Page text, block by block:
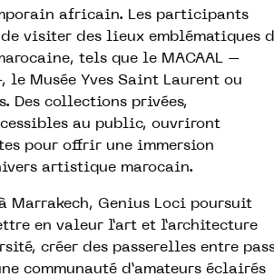
africain. Les participants
visiter des lieux emblématiques
tels que le MACAAL –
le Musée Yves Saint Laurent ou
Des collections privées,
au public, ouvriront
pour offrir une immersion
artistique marocain.
Marrakech, Genius Loci poursuit
en valeur l’art et l’architecture
créer des passerelles entre
communauté d’amateurs éclairés